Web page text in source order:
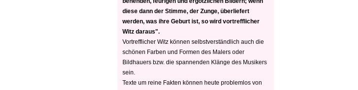
diese dann der Stimme, der Zunge, überliefert
werden, was ihre Geburt ist, so wird vortrefflicher
Witz daraus".
Vortrefflicher Witz können selbstverständlich auch die
schönen Farben und Formen des Malers oder
Bildhauers bzw. die spannenden Klänge des Musikers
sein.
Texte um reine Fakten können heute problemlos von